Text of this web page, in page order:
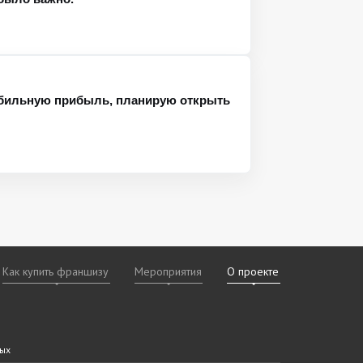
прибыль, планирую открыть
Как купить франшизу Мероприятия О проекте